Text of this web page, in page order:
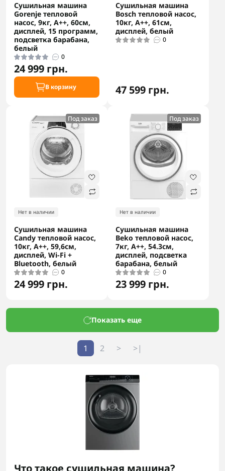
Сушильная машина
Gorenje тепловой
насос, 9кг, A++, 60см,
дисплей, 15 программ,
подсветка барабана,
белый
0
24 999 грн.
В корзину
Сушильная машина
Bosch тепловой насос,
10кг, A++, 61см,
дисплей, белый
0
47 599 грн.
Под заказ
Нет в наличии
Сушильная машина
Candy тепловой насос,
10кг, A++, 59,6см,
дисплей, Wi-Fi +
Bluetooth, белый
0
24 999 грн.
Под заказ
Нет в наличии
Сушильная машина
Beko тепловой насос,
7кг, A++, 54.3см,
дисплей, подсветка
барабана, белый
0
23 999 грн.
Показать еще
1 2 > >|
Что такое сушильная машина?